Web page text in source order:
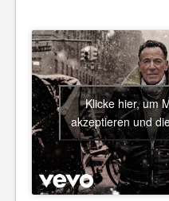
Klicke hier, um
akzeptieren und